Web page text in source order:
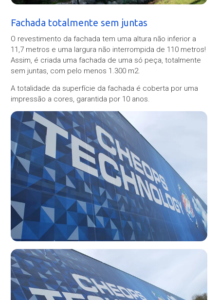
Fachada totalmente sem juntas
O revestimento da fachada tem uma altura não inferior a
11,7 metros e uma largura não interrompida de 110 metros!
Assim, é criada uma fachada de uma só peça, totalmente
sem juntas, com pelo menos 1.300 m2.
A totalidade da superfície da fachada é coberta por uma
impressão a cores, garantida por 10 anos.